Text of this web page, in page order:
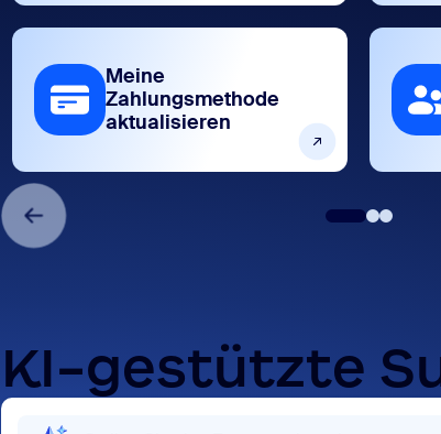
Meine
Zahlungsmethode
aktualisieren
KI-gestützte